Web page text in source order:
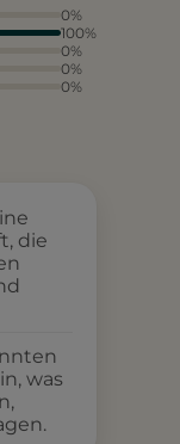
0%
100%
0%
0%
0%
die
was